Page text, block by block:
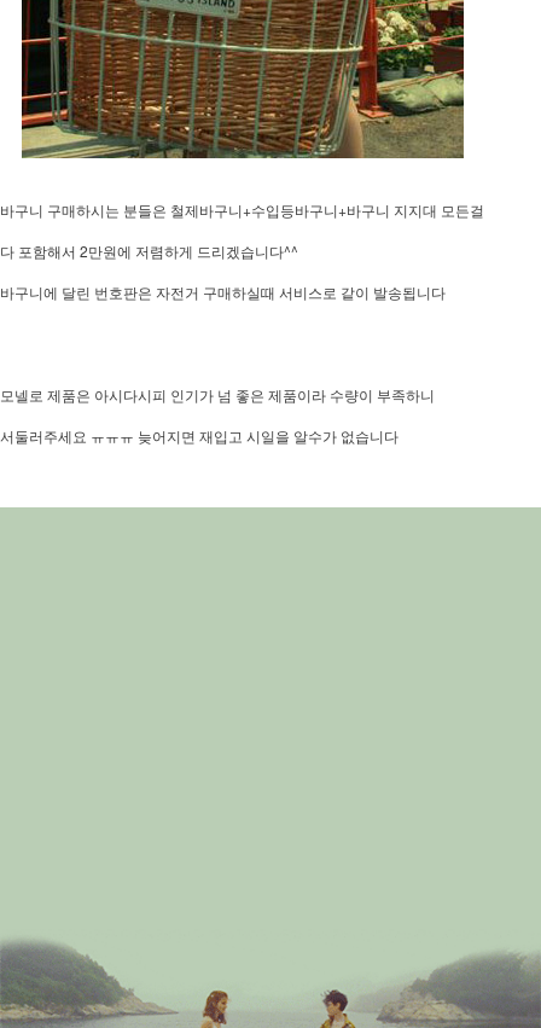
바구니 구매하시는 분들은 철제바구니+수입등바구니+바구니 지지대 모든걸
다 포함해서 2만원에 저렴하게 드리겠습니다^^
바구니에 달린 번호판은 자전거 구매하실때 서비스로 같이 발송됩니다
모넬로 제품은 아시다시피 인기가 넘 좋은 제품이라 수량이 부족하니
서둘러주세요 ㅠㅠㅠ 늦어지면 재입고 시일을 알수가 없습니다